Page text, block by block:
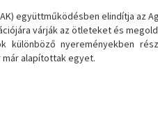
együttműködésben elindítja az
várják az ötleteket és
nyereményekben
alapítottak egyet.